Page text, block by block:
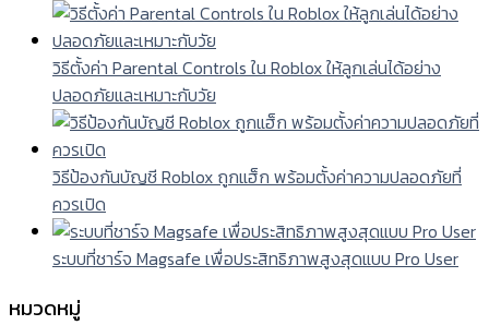
วิธีตั้งค่า Parental Controls ใน Roblox ให้ลูกเล่นได้อย่าง
ปลอดภัยและเหมาะกับวัย
วิธีป้องกันบัญชี Roblox ถูกแฮ็ก พร้อมตั้งค่าความปลอดภัยที่
ควรเปิด
ระบบที่ชาร์จ Magsafe เพื่อประสิทธิภาพสูงสุดแบบ Pro User
หมวดหมู่